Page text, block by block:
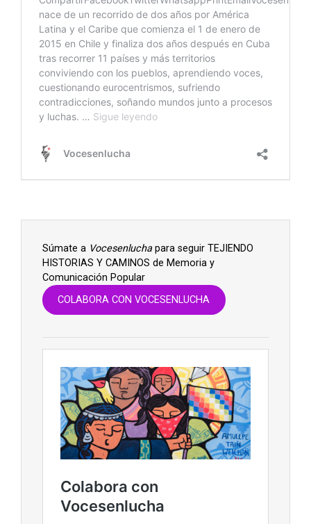
Súmate a Vocesenluchapara seguir TEJIENDO
HISTORIAS Y CAMINOS de Memoria y
Comunicación Popular
COLABORA CON VOCESENLUCHA